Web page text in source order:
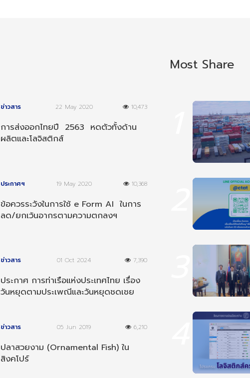
ข่าวสาร 22 May 2020 10,473
การส่งออกไทยปี 2563 หดตัวทั้งด้าน
ผลิตและโลจิสติกส์
ประกาศฯ 19 May 2020 10,368
ข้อควรระวังในการใช้ e Form AI ในการ
ลด/ยกเว้นอากรตามความตกลงฯ
ข่าวสาร 01 Oct 2024 7,390
ประกาศ การท่าเรือแห่งประเทศไทย เรื่อง
วันหยุดตามประเพณีและวันหยุดชดเชย
ข่าวสาร 05 Jun 2019 6,210
ปลาสวยงาม (Ornamental Fish) ใน
สิงคโปร์
Most Share